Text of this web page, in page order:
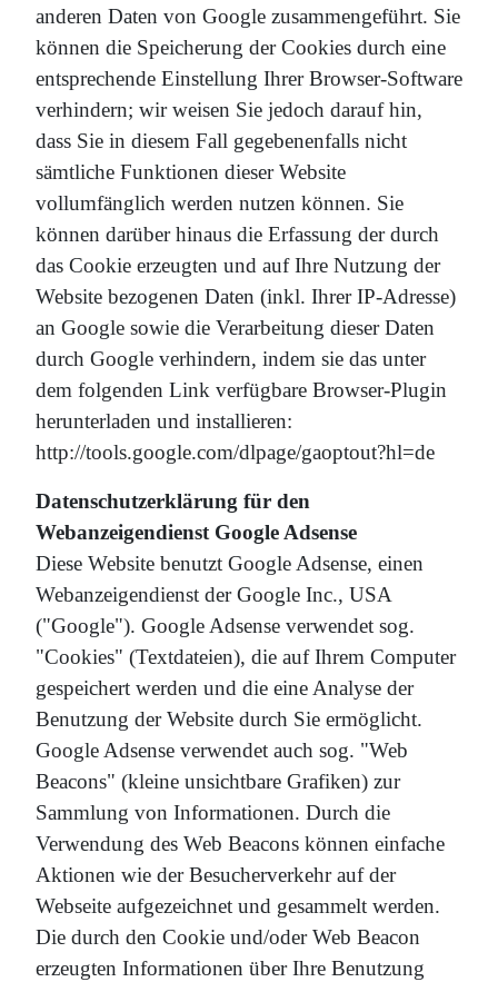
anderen Daten von Google zusammengeführt. Sie
können die Speicherung der Cookies durch eine
entsprechende Einstellung Ihrer Browser-Software
verhindern; wir weisen Sie jedoch darauf hin,
dass Sie in diesem Fall gegebenenfalls nicht
sämtliche Funktionen dieser Website
vollumfänglich werden nutzen können. Sie
können darüber hinaus die Erfassung der durch
das Cookie erzeugten und auf Ihre Nutzung der
Website bezogenen Daten (inkl. Ihrer IP-Adresse)
an Google sowie die Verarbeitung dieser Daten
durch Google verhindern, indem sie das unter
dem folgenden Link verfügbare Browser-Plugin
herunterladen und installieren:
http://tools.google.com/dlpage/gaoptout?hl=de
Datenschutzerklärung für den
Webanzeigendienst Google Adsense
Diese Website benutzt Google Adsense, einen
Webanzeigendienst der Google Inc., USA
("Google"). Google Adsense verwendet sog.
"Cookies" (Textdateien), die auf Ihrem Computer
gespeichert werden und die eine Analyse der
Benutzung der Website durch Sie ermöglicht.
Google Adsense verwendet auch sog. "Web
Beacons" (kleine unsichtbare Grafiken) zur
Sammlung von Informationen. Durch die
Verwendung des Web Beacons können einfache
Aktionen wie der Besucherverkehr auf der
Webseite aufgezeichnet und gesammelt werden.
Die durch den Cookie und/oder Web Beacon
erzeugten Informationen über Ihre Benutzung